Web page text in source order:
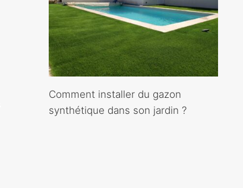
Comment installer du gazon
synthétique dans son jardin ?